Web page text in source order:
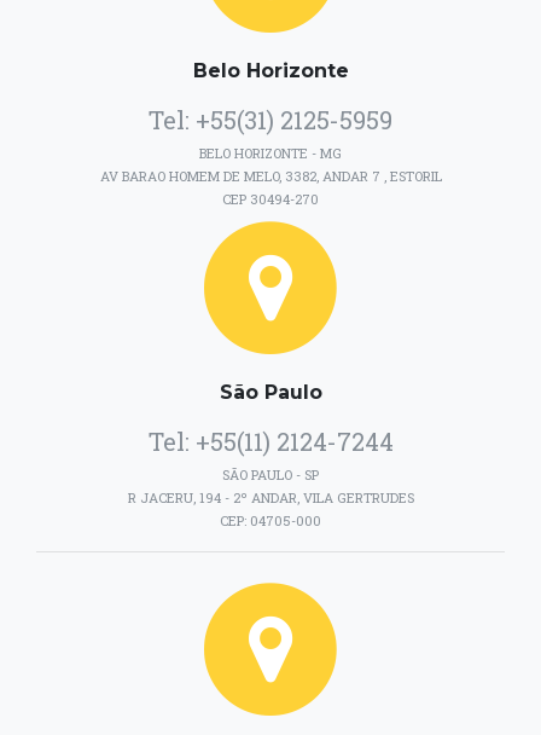
Belo Horizonte
Tel: +55(31) 2125-5959
BELO HORIZONTE - MG
AV BARAO HOMEM DE MELO, 3382, ANDAR 7 , ESTORIL
CEP 30494-270
São Paulo
Tel: +55(11) 2124-7244
SÃO PAULO - SP
R JACERU, 194 - 2º ANDAR, VILA GERTRUDES
CEP: 04705-000